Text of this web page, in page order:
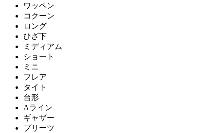
ワッペン
コクーン
ロング
ひざ下
ミディアム
ショート
ミニ
フレア
タイト
台形
Aライン
ギャザー
プリーツ